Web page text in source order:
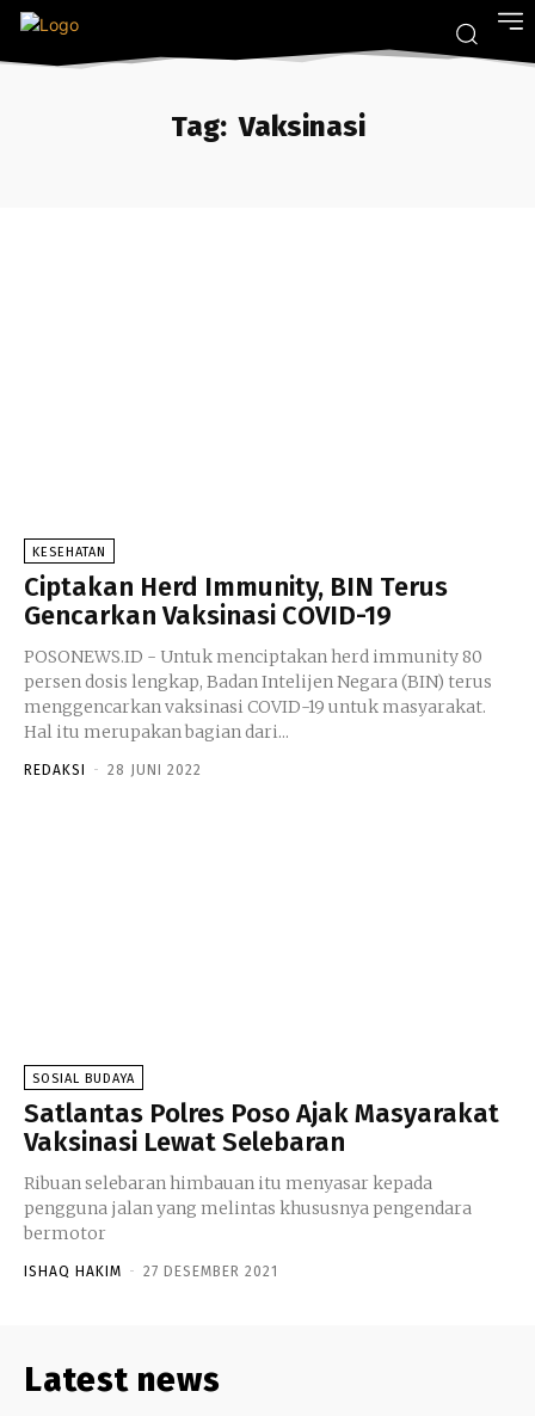
Tag: Vaksinasi
KESEHATAN
Ciptakan Herd Immunity, BIN Terus
Gencarkan Vaksinasi COVID-19
POSONEWS.ID - Untuk menciptakan herd immunity 80
persen dosis lengkap, Badan Intelijen Negara (BIN) terus
menggencarkan vaksinasi COVID-19 untuk masyarakat.
Hal itu merupakan bagian dari...
REDAKSI - 28 JUNI 2022
SOSIAL BUDAYA
Satlantas Polres Poso Ajak Masyarakat
Vaksinasi Lewat Selebaran
Ribuan selebaran himbauan itu menyasar kepada
pengguna jalan yang melintas khususnya pengendara
bermotor
ISHAQ HAKIM - 27 DESEMBER 2021
Latest news